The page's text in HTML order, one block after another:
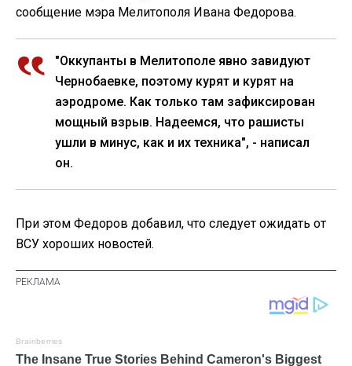
сообщение мэра Мелитополя Ивана Федорова.
"Оккупанты в Мелитополе явно завидуют
Чернобаевке, поэтому курят и курят на
аэродроме. Как только там зафиксирован
мощный взрыв. Надеемся, что рашисты
ушли в минус, как и их техника", - написал
он.
При этом Федоров добавил, что следует ожидать от
ВСУ хороших новостей.